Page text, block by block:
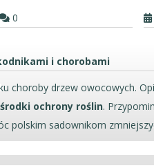
0
i chorobami
choroby drzew owocowych.
ochrony roślin.
polskim sadownikom